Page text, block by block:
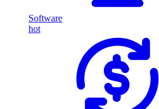
Software
hot